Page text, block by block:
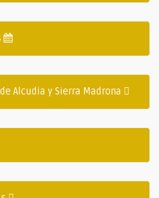
Alcudia y Sierra Madrona